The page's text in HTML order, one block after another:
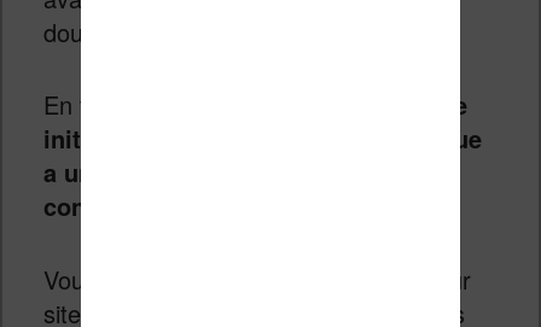
doute sur la qualité.
En tout cas,
il s’agit d’une très bonne
initiative qui prouve que le numérique
a un grand rôle à jouer dans la
conservation de notre patrimoine
Vous pouvez en apprendre plus sur leur
site officiel :
Les